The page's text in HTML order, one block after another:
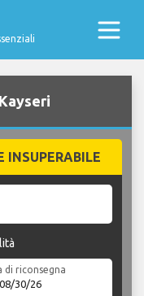
INSUPERABILE
di riconsegna